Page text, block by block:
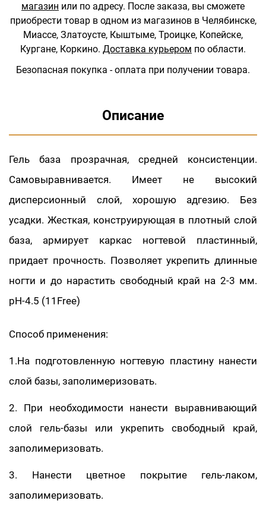
магазин или по адресу. После заказа, вы сможете
приобрести товар в одном из магазинов в Челябинске,
Миассе, Златоусте, Кыштыме, Троицке, Копейске,
Кургане, Коркино. Доставка курьером по области.
Безопасная покупка - оплата при получении товара.
Описание
Гель база прозрачная, средней консистенции.
Самовыравнивается. Имеет не высокий
дисперсионный слой, хорошую адгезию. Без
усадки. Жесткая, конструирующая в плотный слой
база, армирует каркас ногтевой пластинный,
придает прочность. Позволяет укрепить длинные
ногти и до нарастить свободный край на 2-3 мм.
pH-4.5 (11Free)
Способ применения:
1.На подготовленную ногтевую пластину нанести
слой базы, заполимеризовать.
2. При необходимости нанести выравнивающий
слой гель-базы или укрепить свободный край,
заполимеризовать.
3. Нанести цветное покрытие гель-лаком,
заполимеризовать.